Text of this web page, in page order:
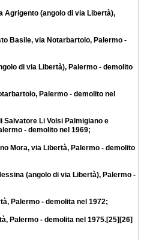
Agrigento (angolo di via Libertà),
Basile, via Notarbartolo, Palermo -
di via Libertà), Palermo - demolito
Palermo - demolito nel
Salvatore Li Volsi Palmigiano e
- demolito nel 1969;
Mora, via Libertà, Palermo - demolito
(angolo di via Libertà), Palermo -
Palermo - demolita nel 1972;
Palermo - demolita nel 1975.[25][26]